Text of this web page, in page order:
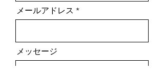
メールアドレス
メッセージ